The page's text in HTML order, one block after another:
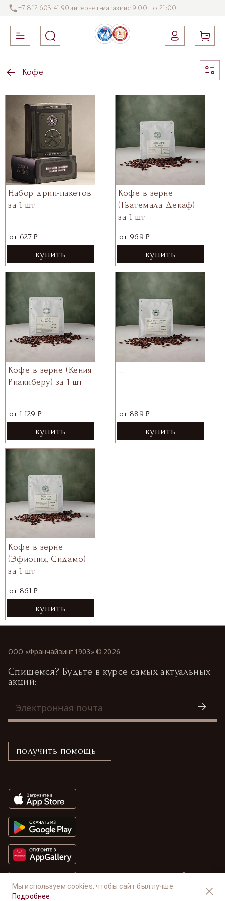
+7 812 603 41 90интернет-магазинс 9:00 по 21:00
Кофе
Набор дрип-пакетов
за 1 шт
от 627 ₽
купить
Кофе в зерне
(Гватемала Декаф)
за 1 шт
от 969 ₽
купить
Кофе в зерне (Кения
Риакиберу) за 1 шт
от 1 129 ₽
купить
…
от 889 ₽
купить
Кофе в зерне
(Эфиопия, Сидамо)
за 1 шт
от 861 ₽
купить
Мы используем cookies, чтобы сайт был лучше.
Подробнее
ООО «Франчайзинг 1903» © 2026
Спишемся? Будьте в курсе самых актуальных
акций:
получить помощь
RuStore
Сделано в